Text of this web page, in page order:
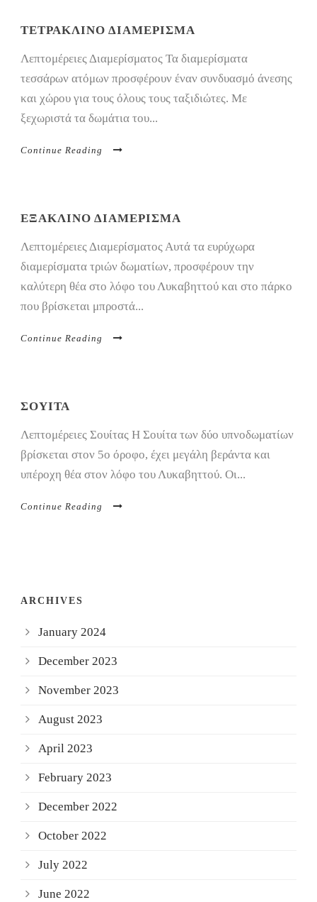
ΤΕΤΡΑΚΛΙΝΟ ΔΙΑΜΕΡΙΣΜΑ
Λεπτομέρειες Διαμερίσματος Τα διαμερίσματα
τεσσάρων ατόμων προσφέρουν έναν συνδυασμό άνεσης
και χώρου για τους όλους τους ταξιδιώτες. Με
ξεχωριστά τα δωμάτια του...
Continue Reading
ΕΞΑΚΛΙΝΟ ΔΙΑΜΕΡΙΣΜΑ
Λεπτομέρειες Διαμερίσματος Αυτά τα ευρύχωρα
διαμερίσματα τριών δωματίων, προσφέρουν την
καλύτερη θέα στο λόφο του Λυκαβηττού και στο πάρκο
που βρίσκεται μπροστά...
Continue Reading
ΣΟΥΙΤΑ
Λεπτομέρειες Σουίτας Η Σουίτα των δύο υπνοδωματίων
βρίσκεται στον 5ο όροφο, έχει μεγάλη βεράντα και
υπέροχη θέα στον λόφο του Λυκαβηττού. Οι...
Continue Reading
ARCHIVES
January 2024
December 2023
November 2023
August 2023
April 2023
February 2023
December 2022
October 2022
July 2022
June 2022